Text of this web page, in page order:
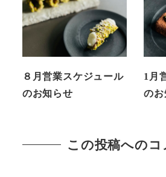
８月営業スケジュール
のお知らせ
1月
の
この投稿へのコ